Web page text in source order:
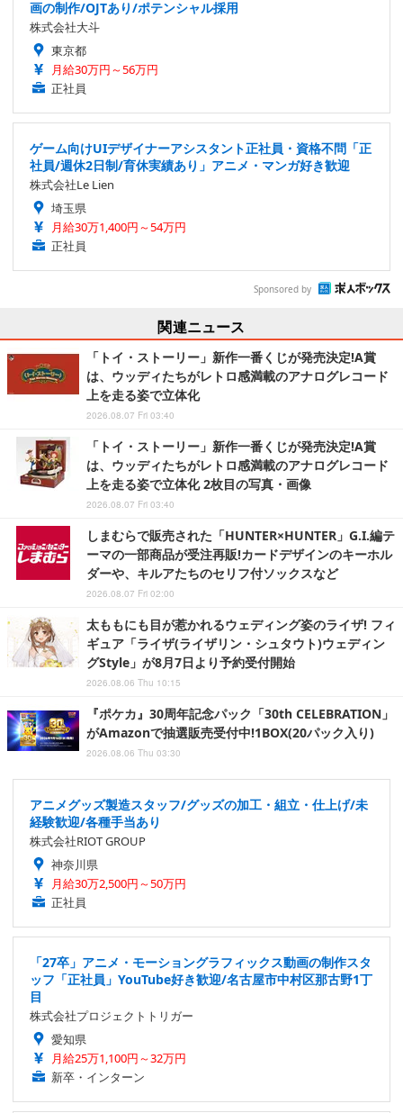
画の制作/OJTあり/ポテンシャル採用
株式会社大斗
東京都
月給30万円～56万円
正社員
ゲーム向けUIデザイナーアシスタント正社員・資格不問「正
社員/週休2日制/育休実績あり」アニメ・マンガ好き歓迎
株式会社Le Lien
埼玉県
月給30万1,400円～54万円
正社員
Sponsored by
関連ニュース
「トイ・ストーリー」新作一番くじが発売決定!A賞
は、ウッディたちがレトロ感満載のアナログレコード
上を走る姿で立体化
2026.08.07 Fri 03:40
「トイ・ストーリー」新作一番くじが発売決定!A賞
は、ウッディたちがレトロ感満載のアナログレコード
上を走る姿で立体化 2枚目の写真・画像
2026.08.07 Fri 03:40
しまむらで販売された「HUNTER×HUNTER」G.I.編テ
ーマの一部商品が受注再販!カードデザインのキーホル
ダーや、キルアたちのセリフ付ソックスなど
2026.08.07 Fri 02:00
太ももにも目が惹かれるウェディング姿のライザ! フィ
ギュア「ライザ(ライザリン・シュタウト)ウェディン
グStyle」が8月7日より予約受付開始
2026.08.06 Thu 10:15
『ポケカ』30周年記念パック「30th CELEBRATION」
がAmazonで抽選販売受付中!1BOX(20パック入り)
2026.08.06 Thu 03:30
アニメグッズ製造スタッフ/グッズの加工・組立・仕上げ/未
経験歓迎/各種手当あり
株式会社RIOT GROUP
神奈川県
月給30万2,500円～50万円
正社員
「27卒」アニメ・モーショングラフィックス動画の制作スタ
ッフ「正社員」YouTube好き歓迎/名古屋市中村区那古野1丁
目
株式会社プロジェクトトリガー
愛知県
月給25万1,100円～32万円
新卒・インターン